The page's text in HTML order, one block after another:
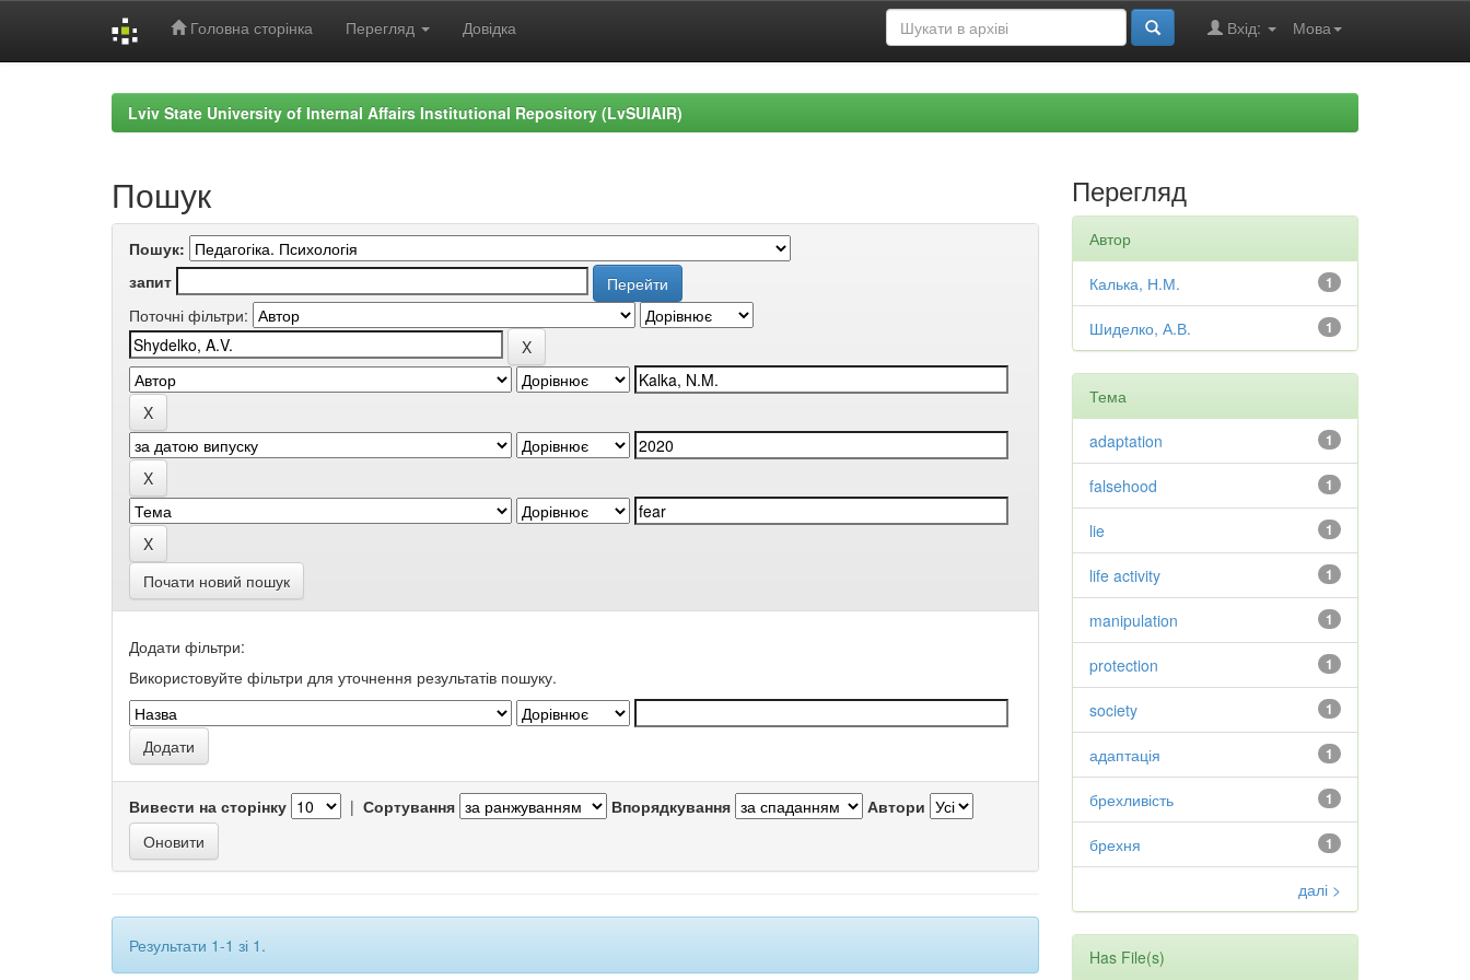
Головна сторінка Перегляд Довідка Мова
Вхід:
Lviv State University of Internal Affairs Institutional Repository (LvSUIAIR)
Пошук
Пошук:
запит
Поточні фільтри:
Почати новий пошук
Додати фільтри:
Використовуйте фільтри для уточнення результатів пошуку.
Вивести на сторінку | Сортування Впорядкування Автори
Результати 1-1 зі 1.
Перегляд
Автор
1
Калька, Н.М.
1
Шиделко, А.В.
Тема
1
adaptation
1
falsehood
1
lie
1
life activity
1
manipulation
1
protection
1
society
1
адаптація
1
брехливість
1
брехня
далі >
Has File(s)